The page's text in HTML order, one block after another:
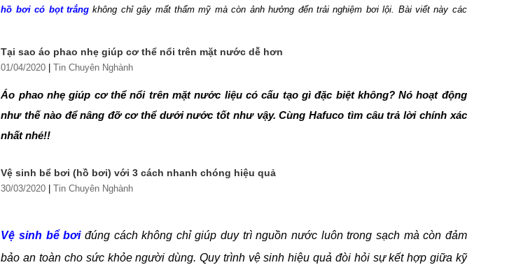
hồ bơi có bọt trắng không chỉ gây mất thẩm mỹ mà còn ảnh hưởng đến trải nghiệm bơi lội. Bài viết này các
xử lý tình trạng bọt trắng hiệu quả nhất. Tìm hiểu ngay để trả lại làn nước trong xanh cho bể bơi của bạn.
Tại sao áo phao nhẹ giúp cơ thể nổi trên mặt nước dễ hơn
01/04/2020 |Tin Chuyên Nghành
Áo phao nhẹ giúp cơ thể nổi trên mặt nước liệu có cấu tạo gì đặc biệt không? Nó hoạt động
như thế nào để nâng đỡ cơ thể dưới nước tốt như vậy. Cùng Hafuco tìm câu trả lời chính xác
nhất nhé!!
Vệ sinh bể bơi (hồ bơi) với 3 cách nhanh chóng hiệu quả
30/03/2020 |Tin Chuyên Nghành
Vệ sinh bể bơi đúng cách không chỉ giúp duy trì nguồn nước luôn trong sạch mà còn đảm
bảo an toàn cho sức khỏe người dùng. Quy trình vệ sinh hiệu quả đòi hỏi sự kết hợp giữa kỹ